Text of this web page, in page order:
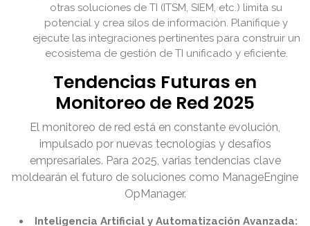
otras soluciones de TI (ITSM, SIEM, etc.) limita su
potencial y crea silos de información. Planifique y
ejecute las integraciones pertinentes para construir un
ecosistema de gestión de TI unificado y eficiente.
Tendencias Futuras en
Monitoreo de Red 2025
El monitoreo de red está en constante evolución,
impulsado por nuevas tecnologías y desafíos
empresariales. Para 2025, varias tendencias clave
moldearán el futuro de soluciones como ManageEngine
OpManager.
Inteligencia Artificial y Automatización Avanzada: